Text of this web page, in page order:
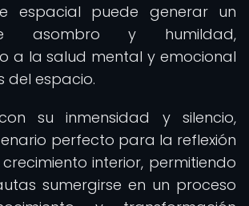
espacial puede generar un
asombro y humildad,
a la salud mental y emocional
del espacio.
su inmensidad y silencio,
perfecto para la reflexión
interior, permitiendo
sumergirse en un proceso